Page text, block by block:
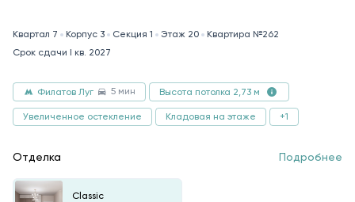
Квартал 7 Корпус 3 Секция 1 Этаж 20
Квартира №262
Срок сдачи I кв. 2027
Филатов Луг 5 мин Высота потолка 2,73 м
Увеличенное остекление Кладовая на этаже +1
Отделка Подробнее
Classic